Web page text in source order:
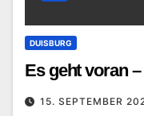
DUISBURG
Es geht voran
15. SEPTEMBER